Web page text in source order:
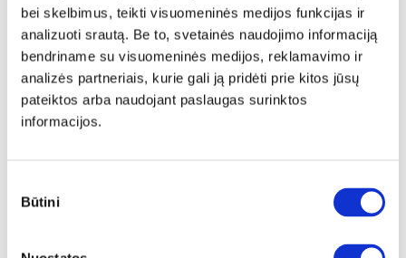
bei skelbimus, teikti visuomeninės medijos funkcijas ir
analizuoti srautą. Be to, svetainės naudojimo informaciją
bendriname su visuomeninės medijos, reklamavimo ir
analizės partneriais, kurie gali ją pridėti prie kitos jūsų
pateiktos arba naudojant paslaugas surinktos
informacijos.
pasirinkimas
Būtini
YRA SANDĖLYJE